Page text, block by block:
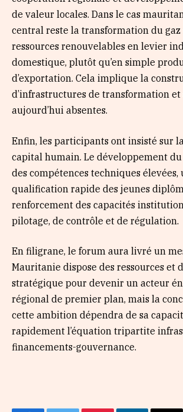
de valeur locales. Dans le cas
central reste la transformation du
ressources renouvelables en levier
domestique, plutôt qu’en simple
d’exportation. Cela implique la
d’infrastructures de transformation
aujourd’hui absentes.
Enfin, les participants ont insisté sur
capital humain. Le développement
des compétences techniques élevées,
qualification rapide des jeunes
renforcement des capacités
pilotage, de contrôle et de régulation.
En filigrane, le forum aura livré un
Mauritanie dispose des ressources et
stratégique pour devenir un acteur
régional de premier plan, mais la
cette ambition dépendra de sa
rapidement l’équation tripartite
financements-gouvernance.